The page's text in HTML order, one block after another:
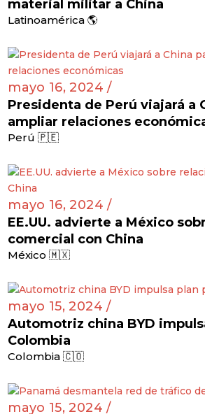
material militar a China
Latinoamérica 🌎
mayo 16, 2024 /
Presidenta de Perú viajará a
ampliar relaciones
Perú 🇵🇪
mayo 16, 2024 /
EE.UU. advierte a México
comercial con China
México 🇲🇽
mayo 15, 2024 /
Automotriz china BYD
Colombia
Colombia 🇨🇴
mayo 15, 2024 /